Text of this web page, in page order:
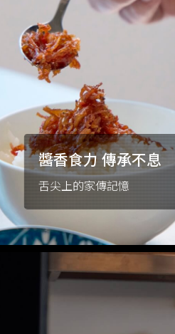
醬香食力 傳承不息
舌尖上的家傳記憶